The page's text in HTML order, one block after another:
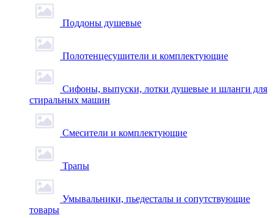
Поддоны душевые
Полотенцесушители и комплектующие
Сифоны, выпуски, лотки душевые и шланги для
стиральных машин
Смесители и комплектующие
Трапы
Умывальники, пьедесталы и сопутствующие
товары